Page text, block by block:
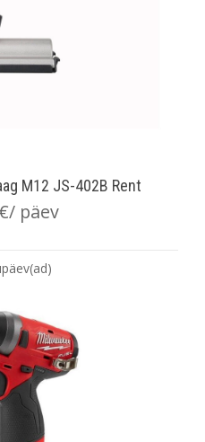
M12 JS-402B Rent
€/ päev